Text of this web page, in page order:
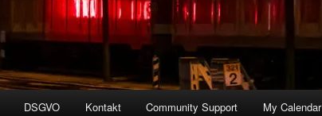
DSGVO Kontakt Community Support My Calendar